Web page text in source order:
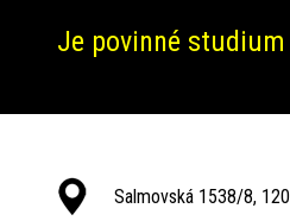
Je povinné
Salmovská 1538/8,